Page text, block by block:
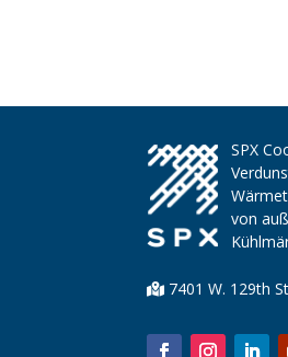
SPX
von
7401 W. 129th